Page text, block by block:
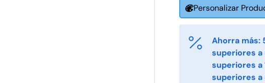
Personalizar
Ahorra más:
superiores a
superiores a
superiores